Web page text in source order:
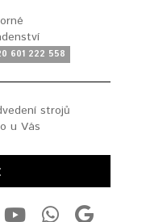
601 222 558
strojů
u Vás